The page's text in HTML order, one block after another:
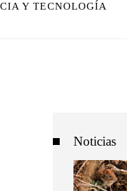
Y TECNOLOGÍA
Noticias